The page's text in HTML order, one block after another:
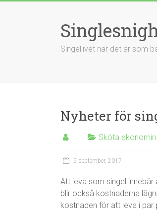
Singellivet när det är som
Nyheter för
Sköta
5 september, 2017
Att leva som singel
blir också kostnaderna
kostnaden för att leva i